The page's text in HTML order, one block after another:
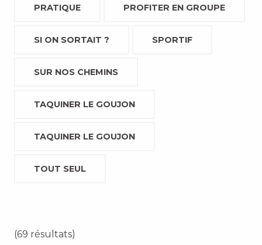
PRATIQUE PROFITER EN GROUPE
SI ON SORTAIT ? SPORTIF
SUR NOS CHEMINS
TAQUINER LE GOUJON
TAQUINER LE GOUJON
TOUT SEUL
(69 résultats)